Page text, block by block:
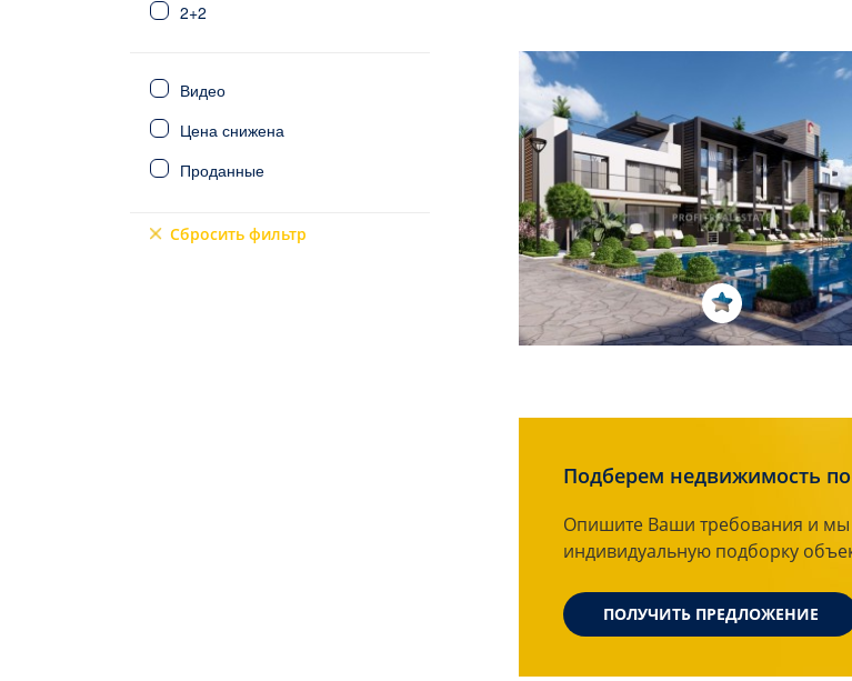
Газиверен
Фамагуста
Эренкёй
2+2
6+1
4+2
5+2
Видео
Цена снижена
Проданные
Сбросить фильтр
Подберем недвижимость
Опишите Ваши требования и мы
индивидуальную подборку
ПОЛУЧИТЬ ПРЕДЛОЖЕНИЕ